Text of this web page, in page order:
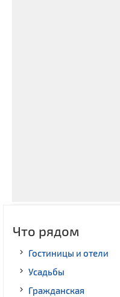
Что рядом
Гостиницы и отели
Усадьбы
Гражданская